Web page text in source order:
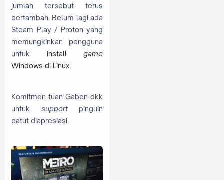
jumlah tersebut terus
bertambah. Belum lagi ada
Steam Play / Proton yang
memungkinkan pengguna
untuk install game
Windows di Linux
Komitmen tuan Gaben dkk
untuk supportpinguin
patut diapresiasi.